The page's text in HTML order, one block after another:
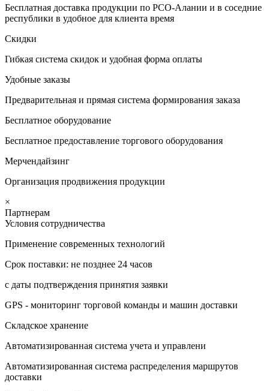
Бесплатная доставка продукции по РСО-Алании и в соседние
республики в удобное для клиента время
Скидки
Гибкая система скидок и удобная форма оплаты
Удобные заказы
Предварительная и прямая система формирования заказа
Бесплатное оборудование
Бесплатное предоставление торгового оборудования
Мерчендайзинг
Организация продвижения продукции
×
Партнерам
Условия сотрудничества
Применение современных технологий
Срок поставки: не позднее 24 часов
с даты подтверждения принятия заявки
GPS - мониторинг торговой команды и машин доставки
Складское хранение
Автоматизированная система учета и управлени
Автоматизированная система распределения маршрутов
доставки